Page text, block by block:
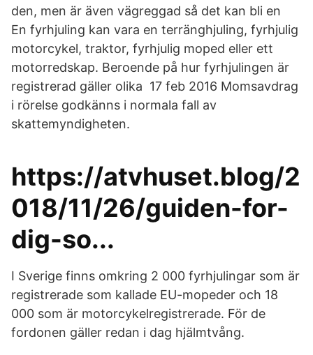
den, men är även vägreggad så det kan bli en
En fyrhjuling kan vara en terränghjuling, fyrhjulig
motorcykel, traktor, fyrhjulig moped eller ett
motorredskap. Beroende på hur fyrhjulingen är
registrerad gäller olika 17 feb 2016 Momsavdrag
i rörelse godkänns i normala fall av
skattemyndigheten.
https://atvhuset.blog/2
018/11/26/guiden-for-
dig-so...
I Sverige finns omkring 2 000 fyrhjulingar som är
registrerade som kallade EU-mopeder och 18
000 som är motorcykelregistrerade. För de
fordonen gäller redan i dag hjälmtvång.